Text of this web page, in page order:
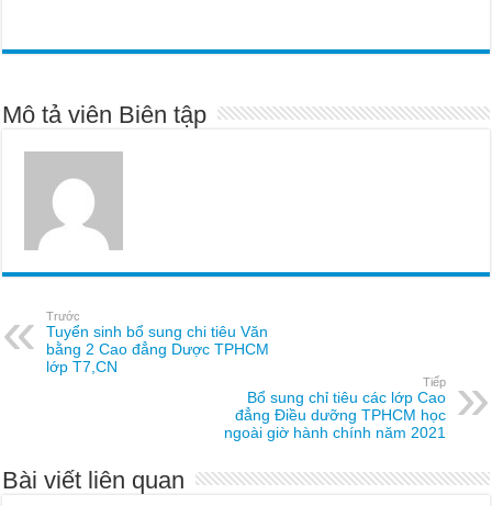
Mô tả viên Biên tập
Trước
Tuyển sinh bổ sung chi tiêu Văn
bằng 2 Cao đẳng Dược TPHCM
lớp T7,CN
Tiếp
Bổ sung chỉ tiêu các lớp Cao
đẳng Điều dưỡng TPHCM học
ngoài giờ hành chính năm 2021
Bài viết liên quan